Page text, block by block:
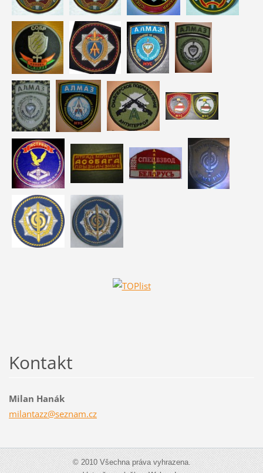
Kontakt
Milan Hanák
milantazz@seznam.cz
© 2010 Všechna práva vyhrazena.